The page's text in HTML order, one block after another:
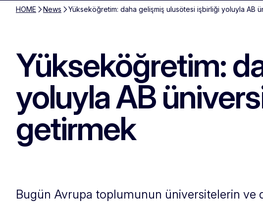
HOME News Yükseköğretim: daha gelişmiş ulusötesi işbirliği yoluyla AB
Yükseköğretim:
yoluyla AB
getirmek
Bugün Avrupa toplumunun üniversitelerin ve